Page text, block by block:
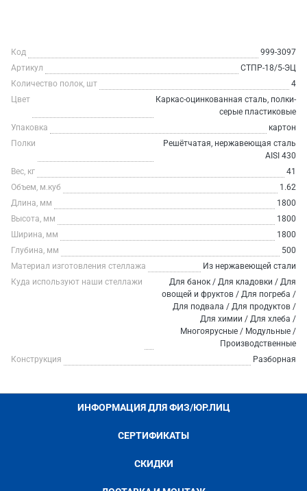
Код
999-3097
Артикул
СТПР-18/5-ЭЦ
Количество полок, шт
4
Цвет
Каркас-оцинкованная сталь, полки-
серые пластиковые
Упаковка
картон
Полки
Решётчатая, нержавеющая сталь
AISI 430
Вес, кг
41
Объем, м.куб
1.62
Длина, мм
1800
Высота, мм
1800
Ширина, мм
1800
Глубина, мм
500
Материал изготовления стеллажа
Из нержавеющей стали
Куда используют наши стеллажи
Для банок / Для кладовки / Для
овощей и фруктов / Для погреба /
Для подвала / Для продуктов /
Для химии / Для хлеба /
Многоярусные / Модульные /
Производственные
Конструкция
Разборная
ИНФОРМАЦИЯ ДЛЯ ФИЗ/ЮР.ЛИЦ
СЕРТИФИКАТЫ
СКИДКИ